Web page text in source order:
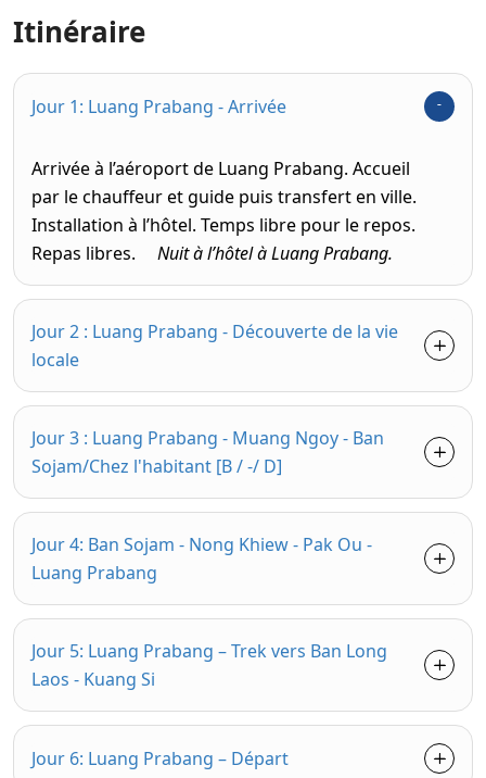
Itinéraire
Jour 1: Luang Prabang - Arrivée
Arrivée à l’aéroport de Luang Prabang. Accueil
par le chauffeur et guide puis transfert en ville.
Installation à l’hôtel. Temps libre pour le repos.
Repas libres. Nuit à l’hôtel à Luang Prabang.
Jour 2 : Luang Prabang - Découverte de la vie
locale
Jour 3 : Luang Prabang - Muang Ngoy - Ban
Sojam/Chez l'habitant [B / -/ D]
Jour 4: Ban Sojam - Nong Khiew - Pak Ou -
Luang Prabang
Jour 5: Luang Prabang – Trek vers Ban Long
Laos - Kuang Si
Jour 6: Luang Prabang – Départ